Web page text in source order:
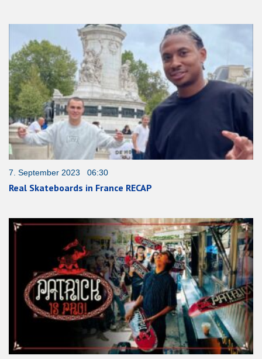
7. September 2023 06:30
Real Skateboards in France RECAP